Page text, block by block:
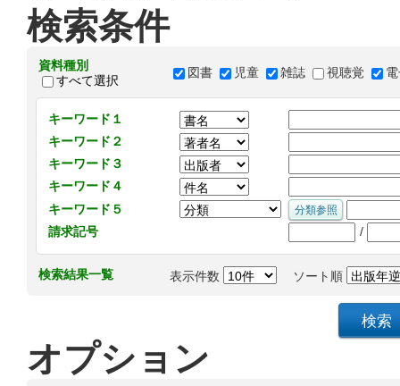
検索条件
資料種別
すべて選択
図書 児童 雑誌 視聴覚
キーワード１
キーワード２
キーワード３
キーワード４
キーワード５
請求記号
/
検索結果一覧 表示件数 ソート順
オプション